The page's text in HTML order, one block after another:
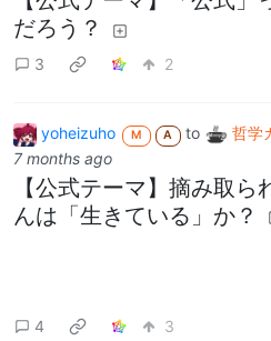
だろう？
3 2
yoheizuho M A to 哲学
7 months ago
【公式テーマ】摘み取ら
んは「生きている」か？
4
3